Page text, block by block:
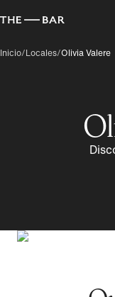
Inicio/Locales/Olivia Valere